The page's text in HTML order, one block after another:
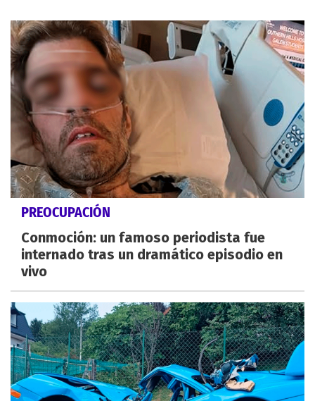
PREOCUPACIÓN
Conmoción: un famoso periodista fue
internado tras un dramático episodio en
vivo